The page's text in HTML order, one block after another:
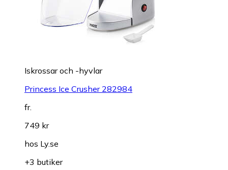
Iskrossar och -hyvlar
Princess Ice Crusher 282984
fr.
749 kr
hos Ly.se
+3 butiker